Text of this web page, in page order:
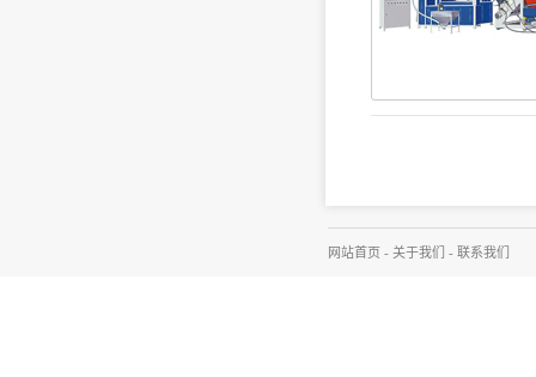
网站首页 - 关于我们 - 联系我们